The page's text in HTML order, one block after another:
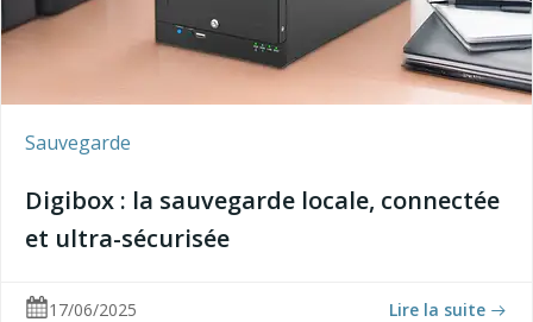
Sauvegarde
Digibox : la sauvegarde locale, connectée
et ultra-sécurisée
17/06/2025 Lire la suite